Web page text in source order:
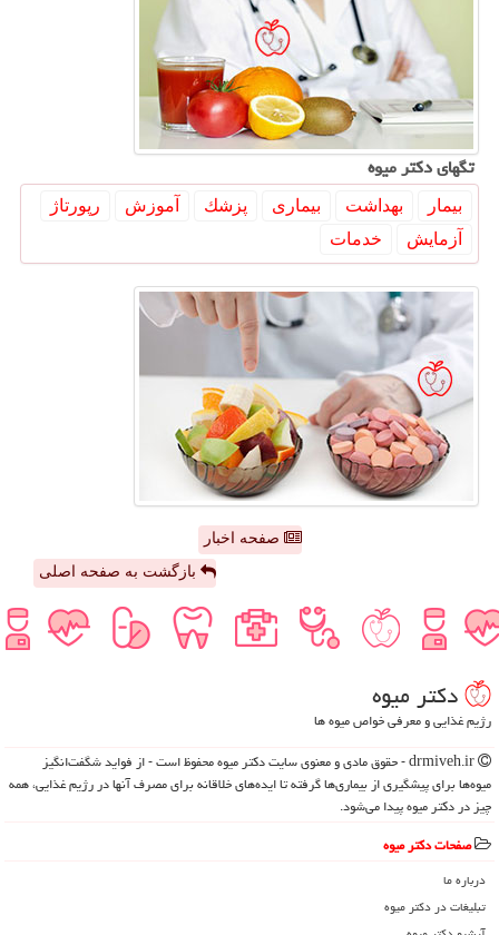
تگهای دكتر میوه
بیمار بهداشت بیماری پزشك آموزش
رپورتاژ
آزمایش
خدمات
صفحه اخبار
بازگشت به صفحه اصلی
دكتر میوه
رژیم غذایی و معرفی خواص میوه ها
drmiveh.ir - حقوق مادی و معنوی سایت دكتر میوه محفوظ است - از فواید شگفت‌انگیز
میوه‌ها برای پیشگیری از بیماری‌ها گرفته تا ایده‌های خلاقانه برای مصرف آنها در رژیم غذایی، همه
چیز در دکتر میوه پیدا می‌شود.
صفحات دكتر میوه
درباره ما
تبلیغات در دكتر میوه